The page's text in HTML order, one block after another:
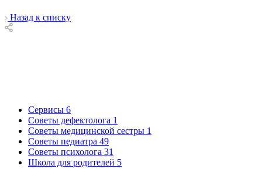
Назад к списку
Сервисы 6
Советы дефектолога 1
Советы медицинской сестры 1
Советы педиатра 49
Советы психолога 31
Школа для родителей 5